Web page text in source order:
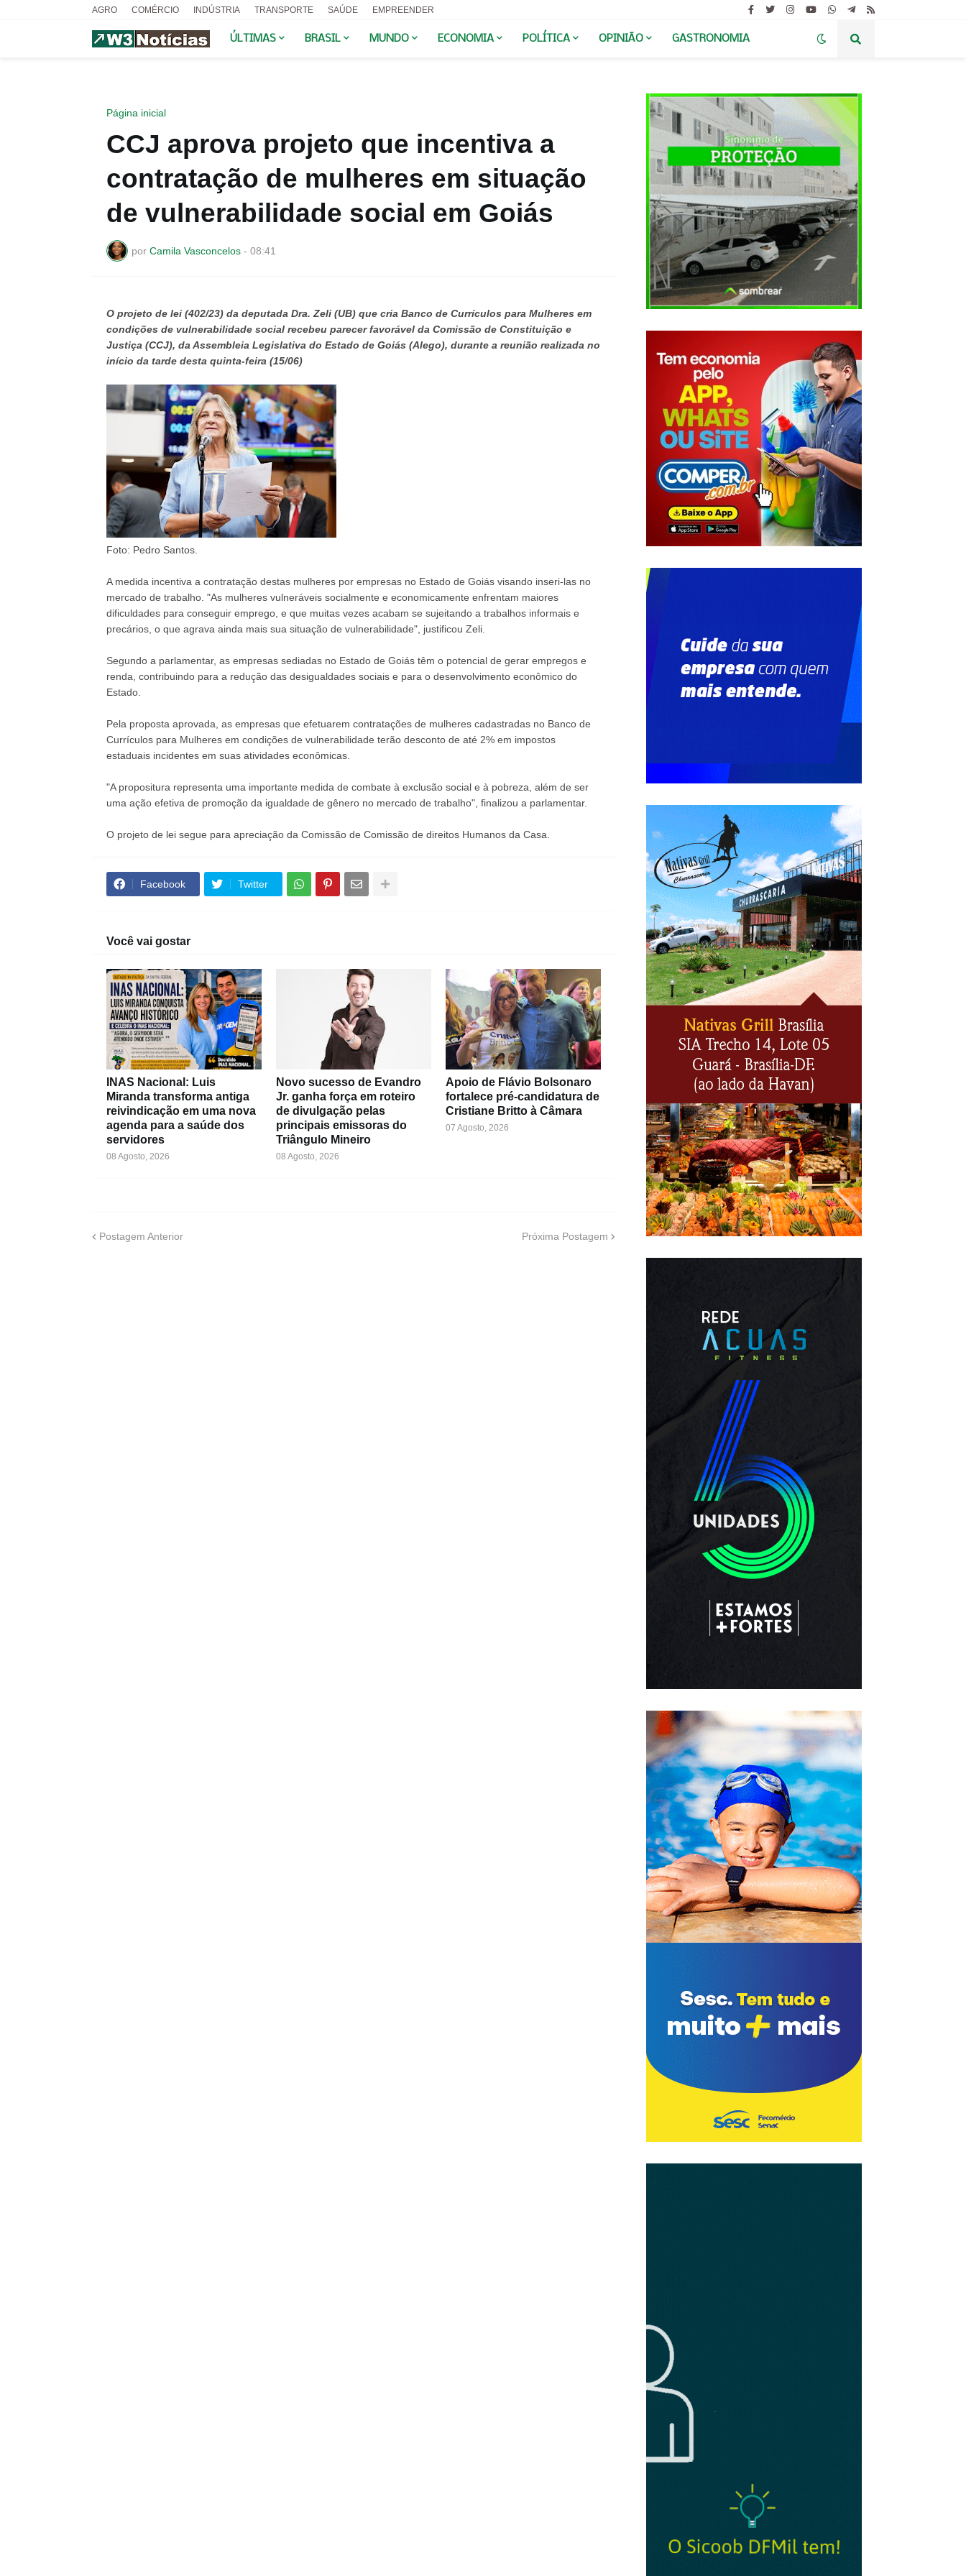
AGRO COMÉRCIO INDÚSTRIA TRANSPORTE SAÚDE EMPREENDER
ÚLTIMAS BRASIL MUNDO ECONOMIA POLÍTICA OPINIÃO GASTRONOMIA
Página inicial
CCJ aprova projeto que incentiva a
contratação de mulheres em situação
de vulnerabilidade social em Goiás
por Camila Vasconcelos - 08:41
O projeto de lei (402/23) da deputada Dra. Zeli (UB) que cria Banco de Currículos para Mulheres em
condições de vulnerabilidade social recebeu parecer favorável da Comissão de Constituição e
Justiça (CCJ), da Assembleia Legislativa do Estado de Goiás (Alego), durante a reunião realizada no
início da tarde desta quinta-feira (15/06)
Foto: Pedro Santos.
A medida incentiva a contratação destas mulheres por empresas no Estado de Goiás visando inseri-las no
mercado de trabalho. "As mulheres vulneráveis socialmente e economicamente enfrentam maiores
dificuldades para conseguir emprego, e que muitas vezes acabam se sujeitando a trabalhos informais e
precários, o que agrava ainda mais sua situação de vulnerabilidade", justificou Zeli.
Segundo a parlamentar, as empresas sediadas no Estado de Goiás têm o potencial de gerar empregos e
renda, contribuindo para a redução das desigualdades sociais e para o desenvolvimento econômico do
Estado.
Pela proposta aprovada, as empresas que efetuarem contratações de mulheres cadastradas no Banco de
Currículos para Mulheres em condições de vulnerabilidade terão desconto de até 2% em impostos
estaduais incidentes em suas atividades econômicas.
"A propositura representa uma importante medida de combate à exclusão social e à pobreza, além de ser
uma ação efetiva de promoção da igualdade de gênero no mercado de trabalho", finalizou a parlamentar.
O projeto de lei segue para apreciação da Comissão de Comissão de direitos Humanos da Casa.
Facebook Twitter
Você vai gostar
INAS Nacional: Luis
Miranda transforma antiga
reivindicação em uma nova
agenda para a saúde dos
servidores
08 Agosto, 2026
Novo sucesso de Evandro
Jr. ganha força em roteiro
de divulgação pelas
principais emissoras do
Triângulo Mineiro
08 Agosto, 2026
Apoio de Flávio Bolsonaro
fortalece pré-candidatura de
Cristiane Britto à Câmara
07 Agosto, 2026
Postagem Anterior Próxima Postagem